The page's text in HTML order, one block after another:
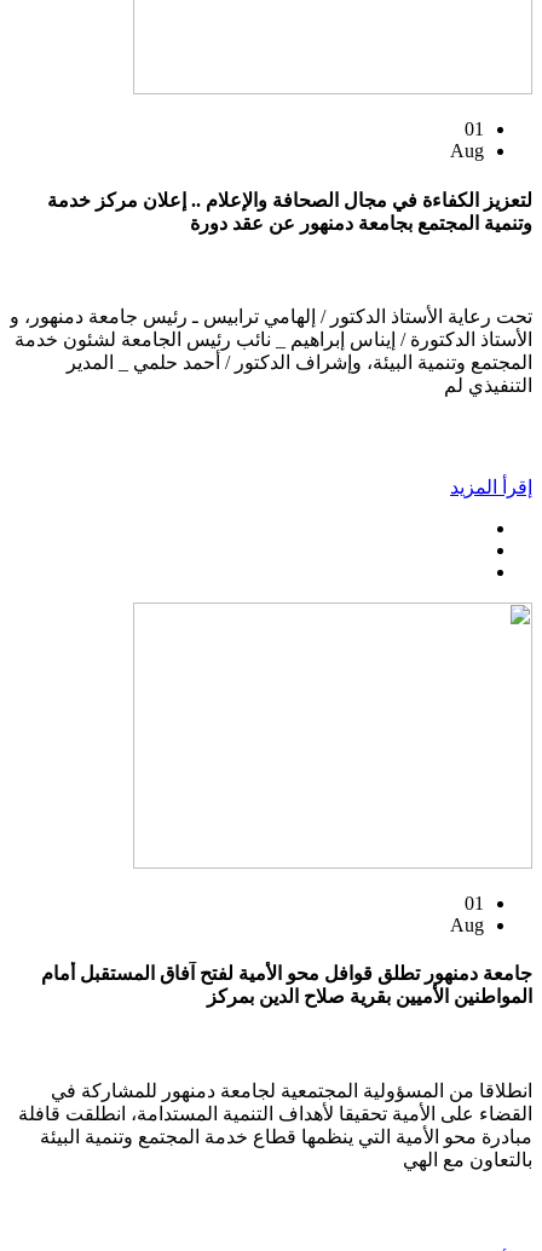
01
Aug
لتعزيز الكفاءة في مجال الصحافة والإعلام .. إعلان مركز خدمة
وتنمية المجتمع بجامعة دمنهور عن عقد دورة
تحت رعاية الأستاذ الدكتور / إلهامي ترابيس ـ رئيس جامعة دمنهور، و
الأستاذ الدكتورة / إيناس إبراهيم _ نائب رئيس الجامعة لشئون خدمة
المجتمع وتنمية البيئة، وإشراف الدكتور / أحمد حلمي _ المدير
التنفيذي لم
إقرأ المزيد
01
Aug
جامعة دمنهور تطلق قوافل محو الأمية لفتح آفاق المستقبل أمام
المواطنين الأميين بقرية صلاح الدين بمركز
انطلاقا من المسؤولية المجتمعية لجامعة دمنهور للمشاركة في
القضاء على الأمية تحقيقا لأهداف التنمية المستدامة، انطلقت قافلة
مبادرة محو الأمية التي ينظمها قطاع خدمة المجتمع وتنمية البيئة
بالتعاون مع الهي